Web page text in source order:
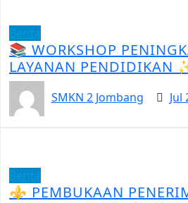
📚 WORKSHOP
LAYANAN PENDIDIKAN
SMKN 2 Jombang Jul
⚜️ PEMBUKAAN